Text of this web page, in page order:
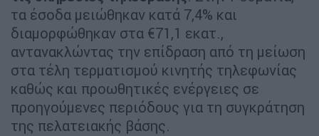
τα έσοδα μειώθηκαν κατά 7,4% και
διαμορφώθηκαν στα €71,1 εκατ.,
αντανακλώντας την επίδραση από τη μείωση
στα τέλη τερματισμού κινητής τηλεφωνίας
καθώς και προωθητικές ενέργειες σε
προηγούμενες περιόδους για τη συγκράτηση
της πελατειακής βάσης.